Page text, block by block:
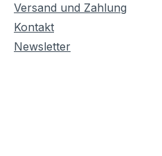
Versand und Zahlung
Kontakt
Newsletter